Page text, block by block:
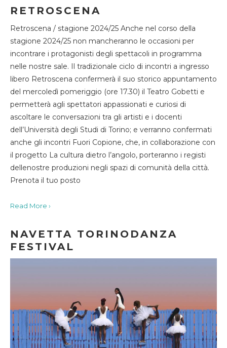
RETROSCENA
Retroscena / stagione 2024/25 Anche nel corso della
stagione 2024/25 non mancheranno le occasioni per
incontrare i protagonisti degli spettacoli in programma
nelle nostre sale. Il tradizionale ciclo di incontri a ingresso
libero Retroscena confermerà il suo storico appuntamento
del mercoledì pomeriggio (ore 17.30) il Teatro Gobetti e
permetterà agli spettatori appassionati e curiosi di
ascoltare le conversazioni tra gli artisti e i docenti
dell’Università degli Studi di Torino; e verranno confermati
anche gli incontri Fuori Copione, che, in collaborazione con
il progetto La cultura dietro l’angolo, porteranno i registi
dellenostre produzioni negli spazi di comunità della città.
Prenota il tuo posto
Read More ›
NAVETTA TORINODANZA
FESTIVAL